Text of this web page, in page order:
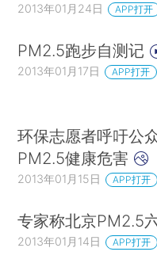
2013年01月24日 APP打开
PM2.5跑步自测记
2013年01月17日 APP打开
环保志愿者呼吁公
PM2.5健康危害
2013年01月15日 APP打开
专家称北京PM2.5
2013年01月14日 APP打开